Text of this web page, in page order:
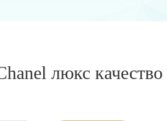
люкс качество